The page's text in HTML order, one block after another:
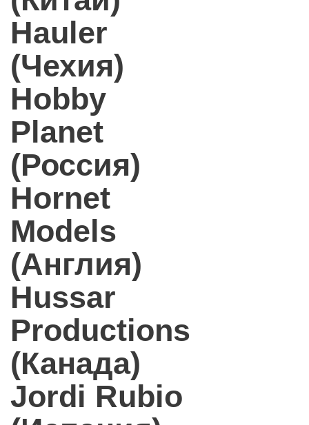
Hauler
(Чехия)
Hobby
Planet
(Россия)
Hornet
Models
(Англия)
Hussar
Productions
(Канада)
Jordi Rubio